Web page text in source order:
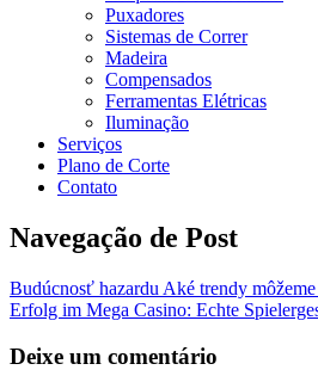
Puxadores
Sistemas de Correr
Madeira
Compensados
Ferramentas Elétricas
Iluminação
Serviços
Plano de Corte
Contato
Navegação de Post
Budúcnosť hazardu Aké trendy
Erfolg im Mega Casino: Echte
Deixe um comentário